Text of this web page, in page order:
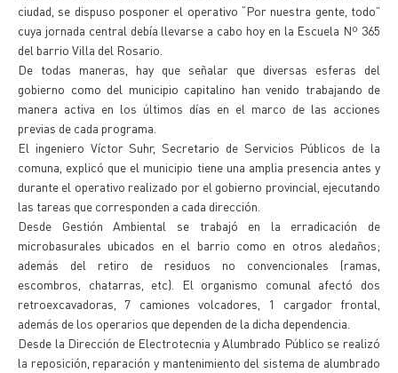
ciudad, se dispuso posponer el operativo “Por nuestra gente, todo”
cuya jornada central debía llevarse a cabo hoy en la Escuela Nº 365
del barrio Villa del Rosario.
De todas maneras, hay que señalar que diversas esferas del
gobierno como del municipio capitalino han venido trabajando de
manera activa en los últimos días en el marco de las acciones
previas de cada programa.
El ingeniero Víctor Suhr, Secretario de Servicios Públicos de la
comuna, explicó que el municipio tiene una amplia presencia antes y
durante el operativo realizado por el gobierno provincial, ejecutando
las tareas que corresponden a cada dirección.
Desde Gestión Ambiental se trabajó en la erradicación de
microbasurales ubicados en el barrio como en otros aledaños;
además del retiro de residuos no convencionales (ramas,
escombros, chatarras, etc). El organismo comunal afectó dos
retroexcavadoras, 7 camiones volcadores, 1 cargador frontal,
además de los operarios que dependen de la dicha dependencia.
Desde la Dirección de Electrotecnia y Alumbrado Público se realizó
la reposición, reparación y mantenimiento del sistema de alumbrado